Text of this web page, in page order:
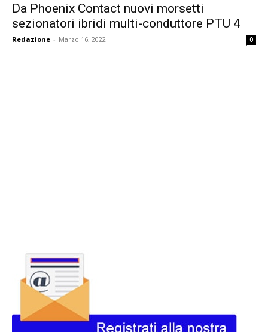
Da Phoenix Contact nuovi morsetti
sezionatori ibridi multi-conduttore PTU 4
Redazione - Marzo 16, 2022 0